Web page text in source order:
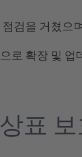
검을 거쳤으
로 확장 및
표